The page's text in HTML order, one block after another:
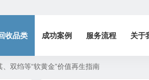
收品类 成功案例 服务流程 关于
双绉等“软黄金”价值再生指南